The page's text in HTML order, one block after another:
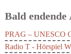
Bald endende
PRAG – UNESCO
Radio T - Hörspiel